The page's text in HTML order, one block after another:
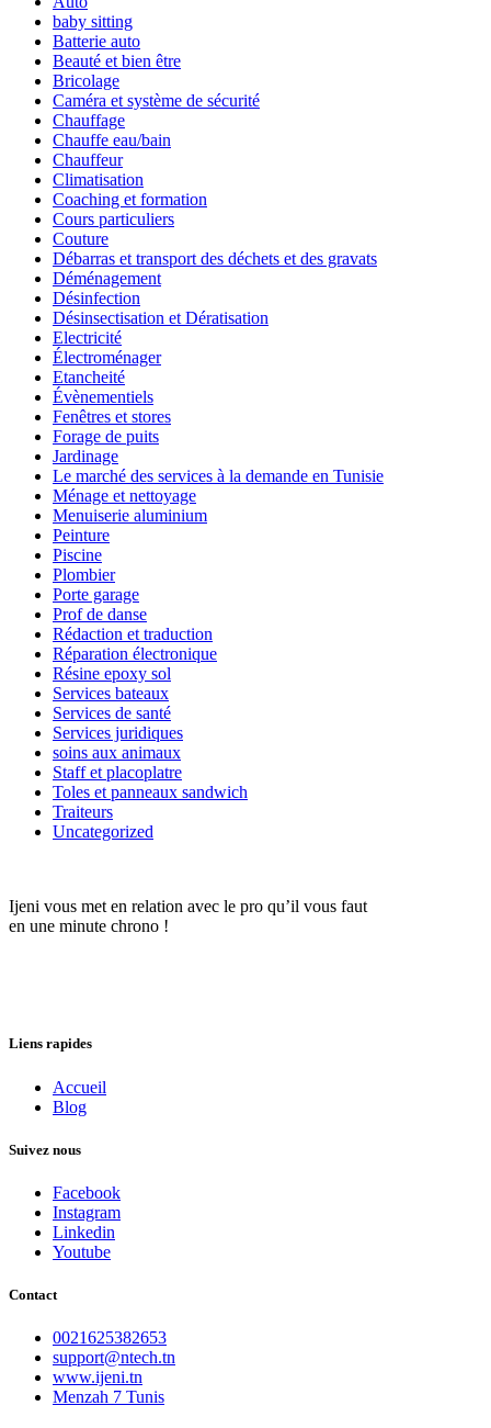
baby sitting
Batterie auto
Beauté et bien être
Bricolage
Caméra et système de sécurité
Chauffage
Chauffe eau/bain
Chauffeur
Climatisation
Coaching et formation
Cours particuliers
Couture
Débarras et transport des déchets et des gravats
Déménagement
Désinfection
Désinsectisation et Dératisation
Electricité
Électroménager
Etancheité
Évènementiels
Fenêtres et stores
Forage de puits
Jardinage
Le marché des services à la demande en Tunisie
Ménage et nettoyage
Menuiserie aluminium
Peinture
Piscine
Plombier
Porte garage
Prof de danse
Rédaction et traduction
Réparation électronique
Résine epoxy sol
Services bateaux
Services de santé
Services juridiques
soins aux animaux
Staff et placoplatre
Toles et panneaux sandwich
Traiteurs
Uncategorized
Ijeni vous met en relation avec le pro qu’il vous faut
en une minute chrono !
Liens rapides
Accueil
Blog
Suivez nous
Facebook
Instagram
Linkedin
Youtube
Contact
0021625382653
support@ntech.tn
www.ijeni.tn
Menzah 7 Tunis